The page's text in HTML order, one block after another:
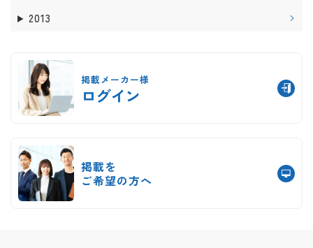
2013
掲載メーカー様
ログイン
掲載を
ご希望の方へ